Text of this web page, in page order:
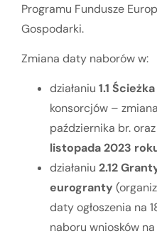
Programu Fundusze
Gospodarki.
Zmiana daty naborów w:
działaniu 1.1
konsorcjów –
października br.
listopada 2023
działaniu 2.12
eurogranty
daty ogłoszenia na
naboru wniosków na